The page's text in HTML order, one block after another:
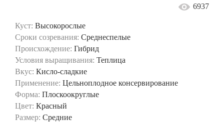
Куст: Высокорослые
Сроки созревания: Среднеспелые
Происхождение: Гибрид
Условия выращивания: Теплица
Вкус: Кисло-сладкие
Применение: Цельноплодное консервирование
Форма: Плоскоокруглые
Цвет: Красный
Размер: Средние
6937